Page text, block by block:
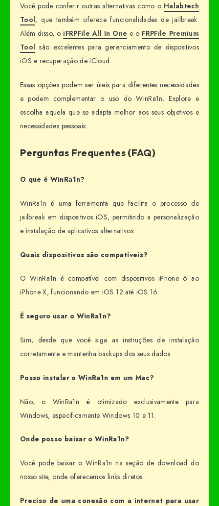
Você pode conferir outras alternativas como o Halabtech
Tool, que também oferece funcionalidades de jailbreak.
Além disso, o iFRPFile All In One e o FRPFile Premium
Tool são excelentes para gerenciamento de dispositivos
iOS e recuperação de iCloud.
Essas opções podem ser úteis para diferentes necessidades
e podem complementar o uso do WinRa1n. Explore e
escolha aquela que se adapta melhor aos seus objetivos e
necessidades pessoais.
Perguntas Frequentes (FAQ)
O que é WinRa1n?
WinRa1n é uma ferramenta que facilita o processo de
jailbreak em dispositivos iOS, permitindo a personalização
e instalação de aplicativos alternativos.
Quais dispositivos são compatíveis?
O WinRa1n é compatível com dispositivos iPhone 6 ao
iPhone X, funcionando em iOS 12 até iOS 16.
É seguro usar o WinRa1n?
Sim, desde que você siga as instruções de instalação
corretamente e mantenha backups dos seus dados.
Posso instalar o WinRa1n em um Mac?
Não, o WinRa1n é otimizado exclusivamente para
Windows, especificamente Windows 10 e 11.
Onde posso baixar o WinRa1n?
Você pode baixar o WinRa1n na seção de download do
nosso site, onde oferecemos links diretos.
Preciso de uma conexão com a internet para usar